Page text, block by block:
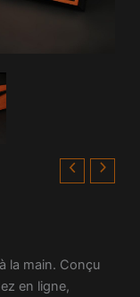
la main. Conçu
en ligne,